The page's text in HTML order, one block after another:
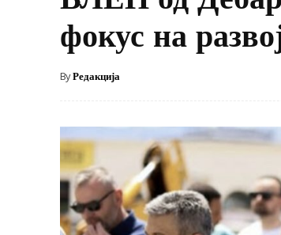
фокус на
ByРедакција